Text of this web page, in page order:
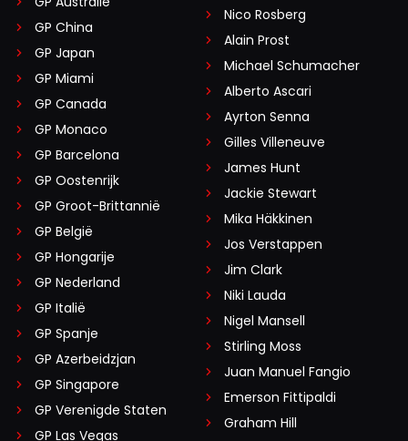
GP China
GP Japan
GP Miami
GP Canada
GP Monaco
GP Barcelona
GP Oostenrijk
GP Groot-Brittannië
GP België
GP Hongarije
GP Nederland
GP Italië
GP Spanje
GP Azerbeidzjan
GP Singapore
GP Verenigde Staten
GP Las Vegas
Nico Rosberg
Alain Prost
Michael Schumacher
Alberto Ascari
Ayrton Senna
Gilles Villeneuve
James Hunt
Jackie Stewart
Mika Häkkinen
Jos Verstappen
Jim Clark
Niki Lauda
Nigel Mansell
Stirling Moss
Juan Manuel Fangio
Emerson Fittipaldi
Graham Hill